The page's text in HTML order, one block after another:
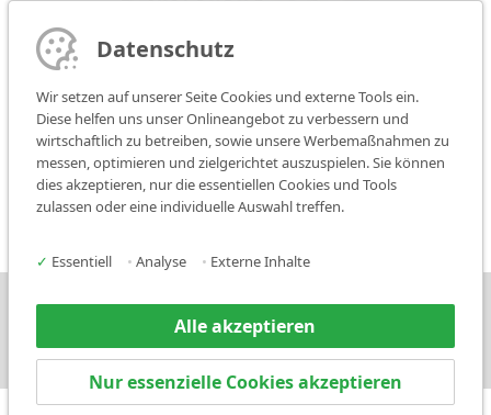
Konventionelle Markiertechnik
Karriere Presse
Datenschutz
Wir setzen auf unserer Seite Cookies und externe Tools ein.
Diese helfen uns unser Onlineangebot zu verbessern und
wirtschaftlich zu betreiben, sowie unsere Werbemaßnahmen zu
messen, optimieren und zielgerichtet auszuspielen. Sie können
dies akzeptieren, nur die essentiellen Cookies und Tools
zulassen oder eine individuelle Auswahl treffen.
✓ Essentiell • Analyse • Externe Inhalte
Alle akzeptieren
Nur essenzielle Cookies akzeptieren